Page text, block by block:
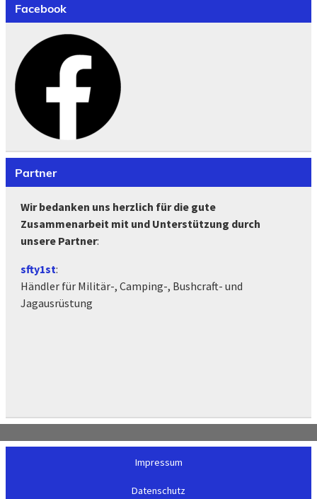
Facebook
Partner
Wir bedanken uns herzlich für die gute
Zusammenarbeit mit und Unterstützung durch
unsere Partner:
sfty1st:
Händler für Militär-, Camping-, Bushcraft- und
Jagausrüstung
Impressum
Datenschutz